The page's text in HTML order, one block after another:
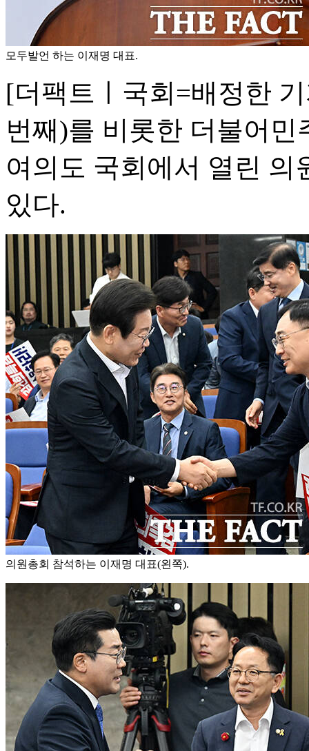
모두발언 하는 이재명 대표.
[더팩트ㅣ국회=배정한
번째)를 비롯한 더불어
여의도 국회에서 열린
있다.
의원총회 참석하는 이재명 대표(왼쪽).